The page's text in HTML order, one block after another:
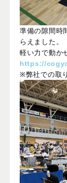
準備の隙間時
らえました。
軽い力で動か
https://
※弊社での取